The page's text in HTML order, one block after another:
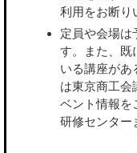
利用をお断り
定員や会場は
す。また、既
いる講座があ
は東京商工会
ベント情報を
研修センター